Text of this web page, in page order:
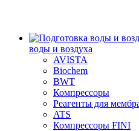
воды и воздуха
AVISTA
Biochem
BWT
Компрессоры
Реагенты для
ATS
Компрессоры FINI